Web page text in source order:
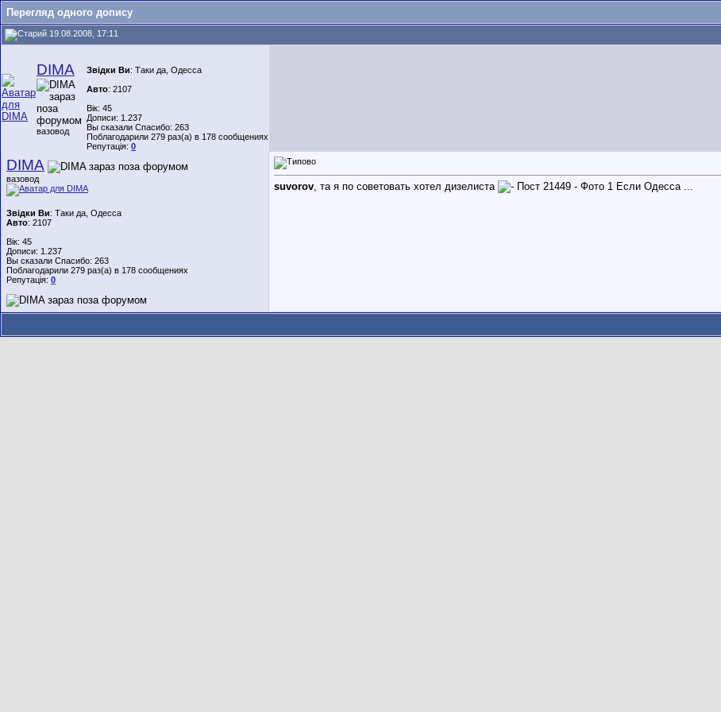
Перегляд одного допису
19.08.2008, 17:11
DIMA
вазовод
Звідки Ви: Таки да, Одесса
Авто: 2107
Вік: 45
Дописи: 1.237
Вы сказали Спасибо: 263
Поблагодарили 279 раз(а) в 178 сообщениях
Репутація: 0
DIMA
вазовод
Звідки Ви: Таки да, Одесса
Авто: 2107
Вік: 45
Дописи: 1.237
Вы сказали Спасибо: 263
Поблагодарили 279 раз(а) в 178 сообщениях
Репутація: 0
suvorov, та я по советовать хотел дизелиста Если Одесса ...